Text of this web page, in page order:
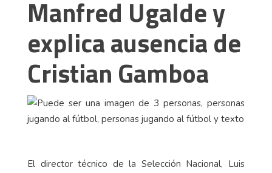
Manfred Ugalde y
explica ausencia de
Cristian Gamboa
El director técnico de la Selección Nacional, Luis